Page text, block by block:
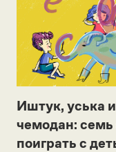
Иштук, уська
чемодан: семь
поиграть с